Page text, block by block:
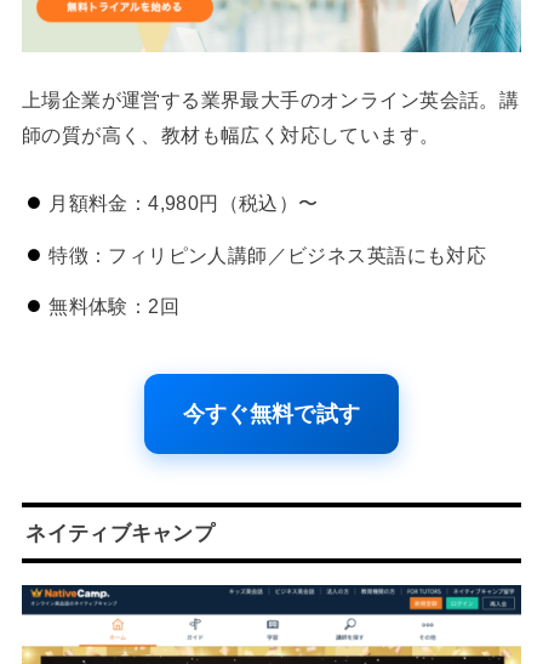
上場企業が運営する業界最大手のオンライン英会話。講
師の質が高く、教材も幅広く対応しています。
月額料金：4,980円（税込）〜
特徴：フィリピン人講師／ビジネス英語にも対応
無料体験：2回
今すぐ無料で試す
ネイティブキャンプ